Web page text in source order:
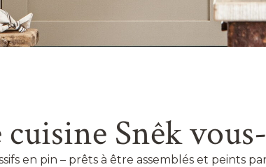
Snêk
en pin – prêts à être assemblés et peints